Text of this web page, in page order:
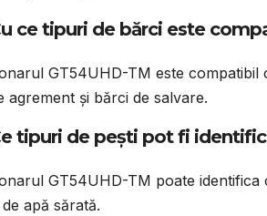
ce tipuri de bărci este
GT54UHD-TM este
agrement și bărci de salvare.
tipuri de pești pot fi
GT54UHD-TM poate identifica
de apă sărată.